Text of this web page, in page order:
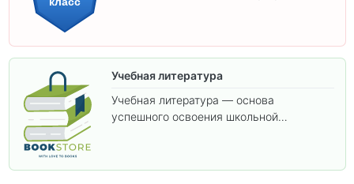
Учебная литература
Учебная литература — основа
успешного освоения школьной